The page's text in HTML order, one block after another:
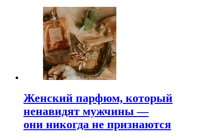
Женский парфюм, который
ненавидят мужчины —
они никогда не признаются